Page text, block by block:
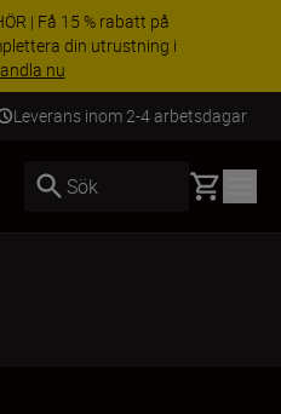
| Få 15 % rabatt på
din utrustning i
nu
2-4 arbetsdagar
Sök Basket